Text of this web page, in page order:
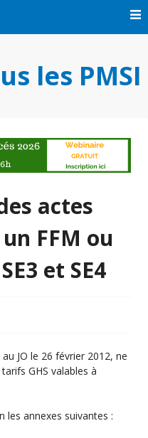
les PMSI
actes
FFM ou
et SE4
JO le 26 février 2012, ne
GHS valables à
annexes suivantes :